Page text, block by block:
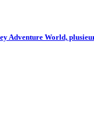
Adventure World,